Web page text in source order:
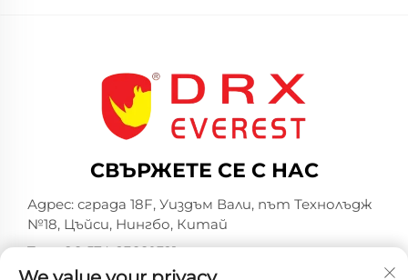
СВЪРЖЕТЕ СЕ С НАС
Адрес: сграда 18F, Уиздъм Вали, път Технолъдж
№18, Цъйси, Нингбо, Китай
Тел.:+86-574-23660321